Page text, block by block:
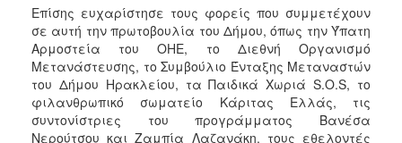
Επίσης ευχαρίστησε τους φορείς που συμμετέχουν
σε αυτή την πρωτοβουλία του Δήμου, όπως την Ύπατη
Αρμοστεία του ΟΗΕ, το Διεθνή Οργανισμό
Μετανάστευσης, το Συμβούλιο Ένταξης Μεταναστών
του Δήμου Ηρακλείου, τα Παιδικά Χωριά S.O.S, το
φιλανθρωπικό σωματείο Κάριτας Ελλάς, τις
συντονίστριες του προγράμματος Βανέσα
Νερούτσου και Ζαμπία Λαζανάκη, τους εθελοντές